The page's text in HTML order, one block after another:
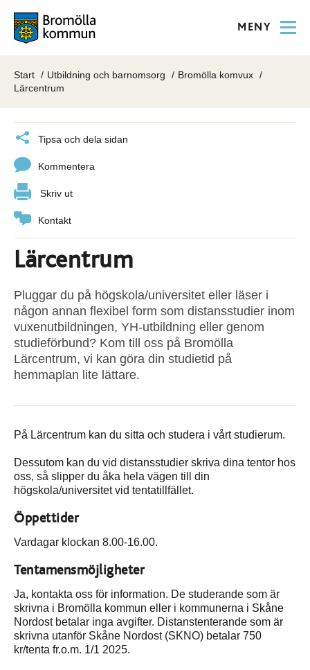
MENY
Start Utbildning och barnomsorg
Bromölla komvux
Lärcentrum
Tipsa och dela sidan
Kommentera
Skriv ut
Kontakt
Lärcentrum
Pluggar du på högskola/universitet eller läser i
någon annan flexibel form som distansstudier inom
vuxenutbildningen, YH-utbildning eller genom
studieförbund? Kom till oss på Bromölla
Lärcentrum, vi kan göra din studietid på
hemmaplan lite lättare.
På Lärcentrum kan du sitta och studera i vårt studierum.
Dessutom kan du vid distansstudier skriva dina tentor hos
oss, så slipper du åka hela vägen till din
högskola/universitet vid tentatillfället.
Öppettider
Vardagar klockan 8.00-16.00.
Tentamensmöjligheter
Ja, kontakta oss för information. De studerande som är
skrivna i Bromölla kommun eller i kommunerna i Skåne
Nordost betalar inga avgifter. Distanstenterande som är
skrivna utanför Skåne Nordost (SKNO) betalar 750
kr/tenta fr.o.m. 1/1 2025.